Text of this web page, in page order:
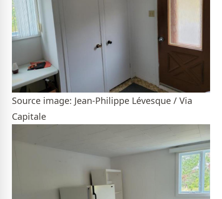
Source image: Jean-Philippe Lévesque / Via
Capitale